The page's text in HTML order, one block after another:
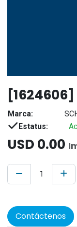
Marca:
Estatus:
USD 0.00
Contáctenos